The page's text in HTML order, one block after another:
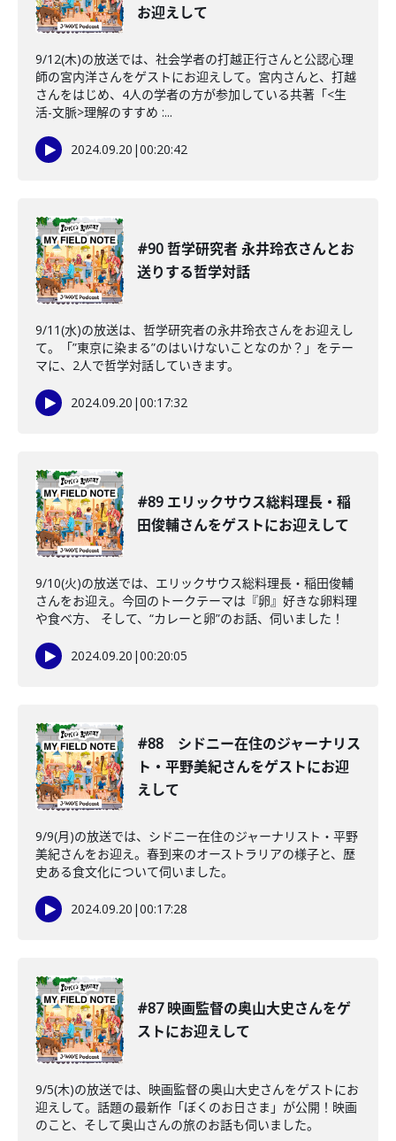
お迎えして
9/12(木)の放送では、社会学者の打越正行さんと公認心理
師の宮内洋さんをゲストにお迎えして。宮内さんと、打越
さんをはじめ、4人の学者の方が参加している共著「<生
活-文脈>理解のすすめ :...
2024.09.20 |00:20:42
#90 哲学研究者 永井玲衣さんとお
送りする哲学対話
9/11(水)の放送は、哲学研究者の永井玲衣さんをお迎えし
て。「”東京に染まる”のはいけないことなのか？」をテー
マに、2人で哲学対話していきます。
2024.09.20 |00:17:32
#89 エリックサウス総料理長・稲
田俊輔さんをゲストにお迎えして
9/10(火)の放送では、エリックサウス総料理長・稲田俊輔
さんをお迎え。今回のトークテーマは『卵』好きな卵料理
や食べ方、 そして、“カレーと卵”のお話、伺いました！
2024.09.20 |00:20:05
#88 シドニー在住のジャーナリス
ト・平野美紀さんをゲストにお迎
えして
9/9(月)の放送では、シドニー在住のジャーナリスト・平野
美紀さんをお迎え。春到来のオーストラリアの様子と、歴
史ある食文化について伺いました。
2024.09.20 |00:17:28
#87 映画監督の奥山大史さんをゲ
ストにお迎えして
9/5(木)の放送では、映画監督の奥山大史さんをゲストにお
迎えして。話題の最新作「ぼくのお日さま」が公開！映画
のこと、そして奥山さんの旅のお話も伺いました。